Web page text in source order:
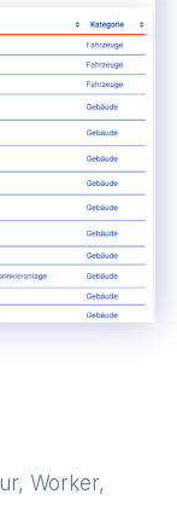
Worker,